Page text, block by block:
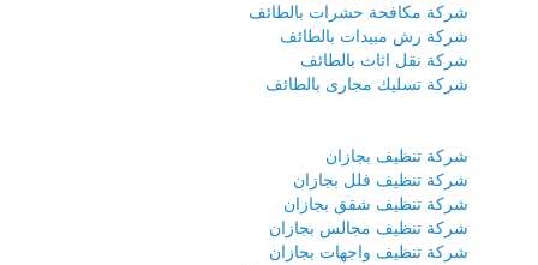
شركة مكافحة حشرات بالطائف
شركة رش مبيدات بالطائف
شركة نقل اثاث بالطائف
شركة تسليك مجارى بالطائف
شركة تنظيف بجازان
شركة تنظيف فلل بجازان
شركة تنظيف شقق بجازان
شركة تنظيف مجالس بجازان
شركة تنظيف واجهات بجازان